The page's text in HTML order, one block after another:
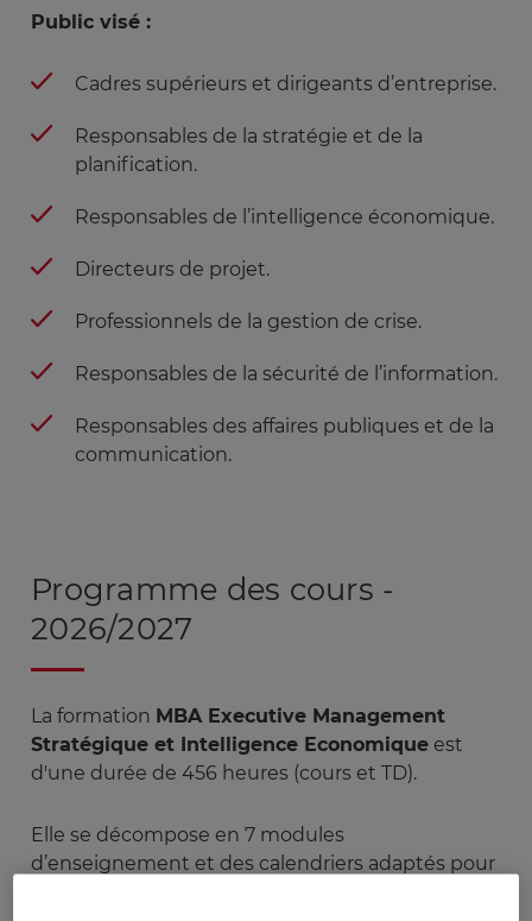
Public visé :
Cadres supérieurs et dirigeants d’entreprise.
Responsables de la stratégie et de la
planification.
Responsables de l’intelligence économique.
Directeurs de projet.
Professionnels de la gestion de crise.
Responsables de la sécurité de l’information.
Responsables des affaires publiques et de la
communication.
Programme des cours -
2026/2027
La formation MBA Executive Management
Stratégique et Intelligence Economique est
d'une durée de 456 heures (cours et TD).
Elle se décompose en 7 modules
d’enseignement et des calendriers adaptés pour